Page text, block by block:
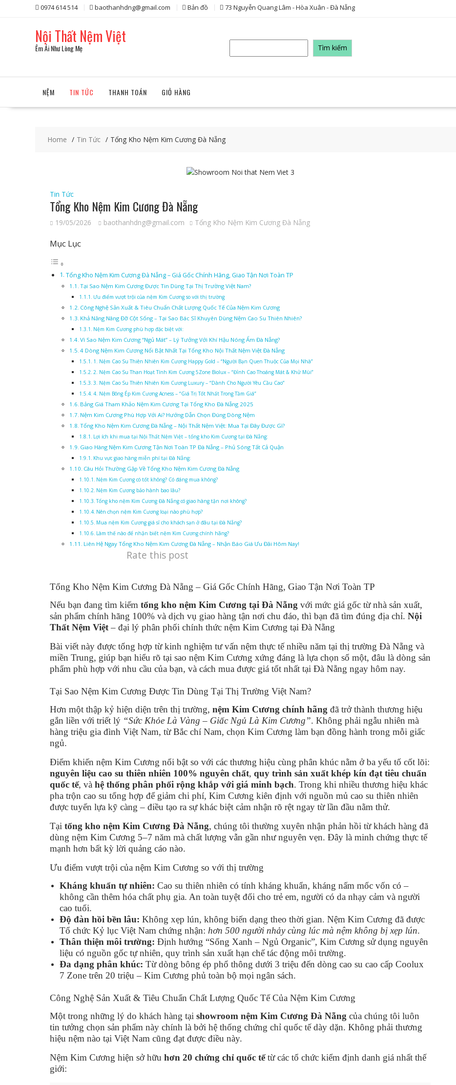
0974 614 514 baothanhdng@gmail.com Bản đồ 73 Nguyễn Quang Lâm - Hòa Xuân - Đà Nẵng
Nội Thất Nệm Việt
Êm Ái Như Lòng Mẹ
kiếm
Tìm kiếm
NỆM TIN TỨC THANH TOÁN GIỎ HÀNG
Home Tin Tức Tổng Kho Nệm Kim Cương Đà Nẵng
Tin Tức
Tổng Kho Nệm Kim Cương Đà Nẵng
19/05/2026 baothanhdng@gmail.com Tổng Kho Nệm Kim Cương Đà Nẵng
Mục Lục
Tổng Kho Nệm Kim Cương Đà Nẵng – Giá Gốc Chính Hãng, Giao Tận Nơi Toàn TP
Tại Sao Nệm Kim Cương Được Tin Dùng Tại Thị Trường Việt Nam?
Ưu điểm vượt trội của nệm Kim Cương so với thị trường
Công Nghệ Sản Xuất & Tiêu Chuẩn Chất Lượng Quốc Tế Của Nệm Kim Cương
Khả Năng Nâng Đỡ Cột Sống – Tại Sao Bác Sĩ Khuyên Dùng Nệm Cao Su Thiên Nhiên?
Nệm Kim Cương phù hợp đặc biệt với:
Vì Sao Nệm Kim Cương “Ngủ Mát” – Lý Tưởng Với Khí Hậu Nóng Ẩm Đà Nẵng?
4 Dòng Nệm Kim Cương Nổi Bật Nhất Tại Tổng Kho Nội Thất Nệm Việt Đà Nẵng
1. Nệm Cao Su Thiên Nhiên Kim Cương Happy Gold – “Người Bạn Quen Thuộc Của Mọi Nhà”
2. Nệm Cao Su Than Hoạt Tính Kim Cương 5Zone Biolux – “Đỉnh Cao Thoáng Mát & Khử Mùi”
3. Nệm Cao Su Thiên Nhiên Kim Cương Luxury – “Dành Cho Người Yêu Cầu Cao”
4. Nệm Bông Ép Kim Cương Acness – “Giá Trị Tốt Nhất Trong Tầm Giá”
Bảng Giá Tham Khảo Nệm Kim Cương Tại Tổng Kho Đà Nẵng 2025
Nệm Kim Cương Phù Hợp Với Ai? Hướng Dẫn Chọn Đúng Dòng Nệm
Tổng Kho Nệm Kim Cương Đà Nẵng – Nội Thất Nệm Việt: Mua Tại Đây Được Gì?
Lợi ích khi mua tại Nội Thất Nệm Việt – tổng kho Kim Cương tại Đà Nẵng:
Giao Hàng Nệm Kim Cương Tận Nơi Toàn TP Đà Nẵng – Phủ Sóng Tất Cả Quận
Khu vực giao hàng miễn phí tại Đà Nẵng:
Câu Hỏi Thường Gặp Về Tổng Kho Nệm Kim Cương Đà Nẵng
Nệm Kim Cương có tốt không? Có đáng mua không?
Nệm Kim Cương bảo hành bao lâu?
Tổng kho nệm Kim Cương Đà Nẵng có giao hàng tận nơi không?
Nên chọn nệm Kim Cương loại nào phù hợp?
Mua nệm Kim Cương giá sỉ cho khách sạn ở đâu tại Đà Nẵng?
Làm thế nào để nhận biết nệm Kim Cương chính hãng?
Liên Hệ Ngay Tổng Kho Nệm Kim Cương Đà Nẵng – Nhận Báo Giá Ưu Đãi Hôm Nay!
Rate this post
Tổng Kho Nệm Kim Cương Đà Nẵng – Giá Gốc Chính Hãng, Giao Tận Nơi Toàn TP
Nếu bạn đang tìm kiếm tổng kho nệm Kim Cương tại Đà Nẵng với mức giá gốc từ nhà sản xuất,
sản phẩm chính hãng 100% và dịch vụ giao hàng tận nơi chu đáo, thì bạn đã tìm đúng địa chỉ. Nội
Thất Nệm Việt– đại lý phân phối chính thức nệm Kim Cương tại Đà Nẵng
Bài viết này được tổng hợp từ kinh nghiệm tư vấn nệm thực tế nhiều năm tại thị trường Đà Nẵng và
miền Trung, giúp bạn hiểu rõ tại sao nệm Kim Cương xứng đáng là lựa chọn số một, đâu là dòng sản
phẩm phù hợp với nhu cầu của bạn, và cách mua được giá tốt nhất tại Đà Nẵng ngay hôm nay.
Tại Sao Nệm Kim Cương Được Tin Dùng Tại Thị Trường Việt Nam?
Hơn một thập kỷ hiện diện trên thị trường, nệm Kim Cương chính hãng đã trở thành thương hiệu
gắn liền với triết lý “Sức Khỏe Là Vàng – Giấc Ngủ Là Kim Cương”. Không phải ngẫu nhiên mà
hàng triệu gia đình Việt Nam, từ Bắc chí Nam, chọn Kim Cương làm bạn đồng hành trong mỗi giấc
ngủ.
Điểm khiến nệm Kim Cương nổi bật so với các thương hiệu cùng phân khúc nằm ở ba yếu tố cốt lõi:
nguyên liệu cao su thiên nhiên 100% nguyên chất, quy trình sản xuất khép kín đạt tiêu chuẩn
quốc tế, và hệ thống phân phối rộng khắp với giá minh bạch. Trong khi nhiều thương hiệu khác
pha trộn cao su tổng hợp để giảm chi phí, Kim Cương kiên định với nguồn mủ cao su thiên nhiên
được tuyển lựa kỹ càng – điều tạo ra sự khác biệt cảm nhận rõ rệt ngay từ lần đầu nằm thử.
Tại tổng kho nệm Kim Cương Đà Nẵng, chúng tôi thường xuyên nhận phản hồi từ khách hàng đã
dùng nệm Kim Cương 5–7 năm mà chất lượng vẫn gần như nguyên vẹn. Đây là minh chứng thực tế
mạnh hơn bất kỳ lời quảng cáo nào.
Ưu điểm vượt trội của nệm Kim Cương so với thị trường
Kháng khuẩn tự nhiên: Cao su thiên nhiên có tính kháng khuẩn, kháng nấm mốc vốn có –
không cần thêm hóa chất phụ gia. An toàn tuyệt đối cho trẻ em, người có da nhạy cảm và người
cao tuổi.
Độ đàn hồi bền lâu: Không xẹp lún, không biến dạng theo thời gian. Nệm Kim Cương đã được
Tổ chức Kỷ lục Việt Nam chứng nhận: hơn 500 người nhảy cùng lúc mà nệm không bị xẹp lún.
Thân thiện môi trường: Định hướng “Sống Xanh – Ngủ Organic”, Kim Cương sử dụng nguyên
liệu có nguồn gốc tự nhiên, quy trình sản xuất hạn chế tác động môi trường.
Đa dạng phân khúc: Từ dòng bông ép phổ thông dưới 3 triệu đến dòng cao su cao cấp Coolux
7 Zone trên 20 triệu – Kim Cương phủ toàn bộ mọi ngân sách.
Công Nghệ Sản Xuất & Tiêu Chuẩn Chất Lượng Quốc Tế Của Nệm Kim Cương
Một trong những lý do khách hàng tại showroom nệm Kim Cương Đà Nẵng của chúng tôi luôn
tin tưởng chọn sản phẩm này chính là bởi hệ thống chứng chỉ quốc tế dày dặn. Không phải thương
hiệu nệm nào tại Việt Nam cũng đạt được điều này.
Nệm Kim Cương hiện sở hữu hơn 20 chứng chỉ quốc tếtừ các tổ chức kiểm định danh giá nhất thế
giới: